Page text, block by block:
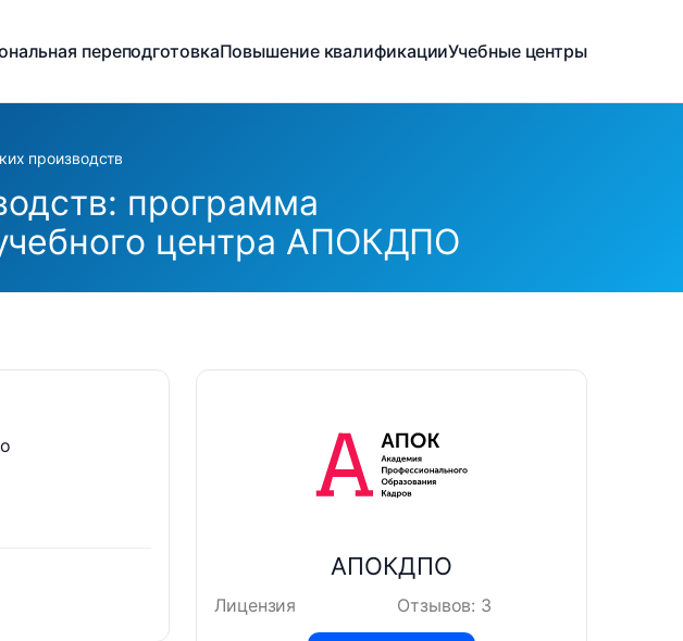
переподготовкаПовышение квалификацииУчебные центры
производств
программа
центра АПОКДПО
АПОКДПО
Лицензия Отзывов: 3